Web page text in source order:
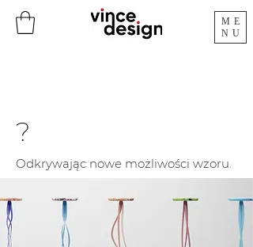
ME
NU
?
Odkrywając nowe możliwości wzoru.